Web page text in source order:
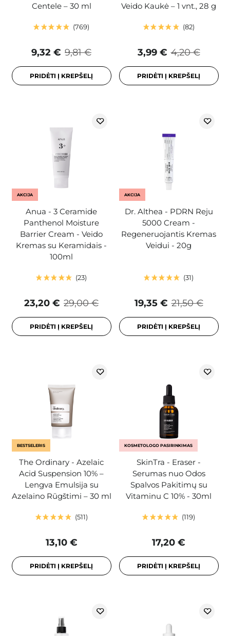
Centele – 30 ml
769
9,81 €
9,32 €
PRIDĖTI Į KREPŠELĮ
Veido Kaukė – 1 vnt., 28 g
82
4,20 €
3,99 €
PRIDĖTI Į KREPŠELĮ
AKCIJA
Anua - 3 Ceramide
Panthenol Moisture
Barrier Cream - Veido
Kremas su Keramidais -
100ml
23
29,00 €
23,20 €
PRIDĖTI Į KREPŠELĮ
AKCIJA
Dr. Althea - PDRN Reju
5000 Cream -
Regeneruojantis Kremas
Veidui - 20g
31
21,50 €
19,35 €
PRIDĖTI Į KREPŠELĮ
BESTSELERIS
The Ordinary - Azelaic
Acid Suspension 10% –
Lengva Emulsija su
Azelaino Rūgštimi – 30 ml
511
13,10 €
PRIDĖTI Į KREPŠELĮ
KOSMETOLOGO PASIRINKIMAS
SkinTra - Eraser -
Serumas nuo Odos
Spalvos Pakitimų su
Vitaminu C 10% - 30ml
119
17,20 €
PRIDĖTI Į KREPŠELĮ